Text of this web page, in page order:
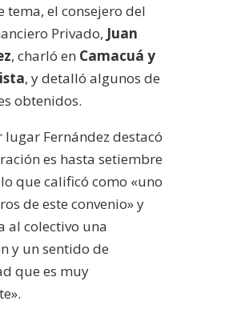
tema, el consejero del
Privado, Juan
, charló en Camacuá y
, y detalló algunos de
obtenidos.
lugar Fernández destacó
es hasta setiembre
que calificó como «uno
de este convenio» y
al colectivo una
y un sentido de
que es muy